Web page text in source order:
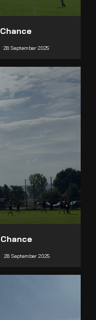
Chance
28 September 2025
Chance
28 September 2025